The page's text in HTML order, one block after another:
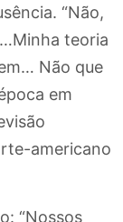
“Não,
teoria
Não que
em
americano
“Nossos